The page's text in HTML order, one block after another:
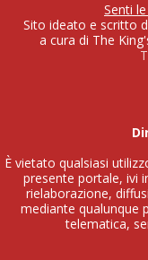
Senti
Sito ideato e scritto
a cura di The
È vietato qualsiasi
presente portale, ivi
rielaborazione,
mediante qualunque
telematica,